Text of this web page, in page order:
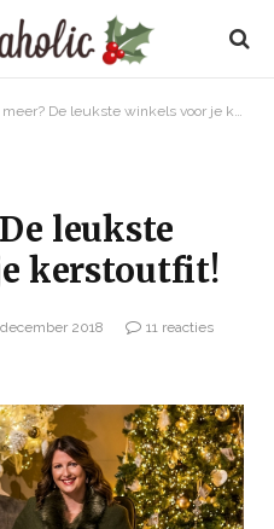
De leukste winkels voor je kerstoutfit!
leukste
kerstoutfit!
december 2018
11 reacties